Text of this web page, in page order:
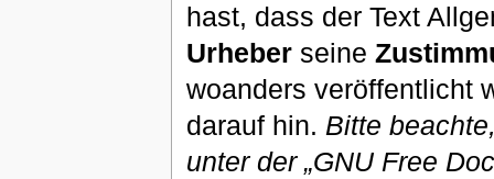
hast, dass der Text
Urheberseine
woanders veröffentlicht
darauf hin. Bitte
unter der „GNU Free